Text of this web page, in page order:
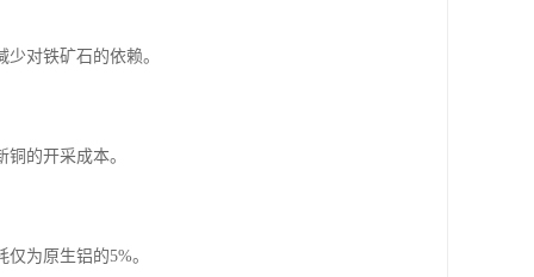
对铁矿石的依赖。
的开采成本。
为原生铝的5%。